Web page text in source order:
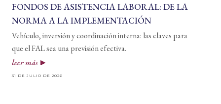
FONDOS DE ASISTENCIA LABORAL: DE LA
NORMA A LA IMPLEMENTACIÓN
Vehículo, inversión y coordinación interna: las claves para
que el FAL sea una previsión efectiva.
leer más
31 DE JULIO DE 2026